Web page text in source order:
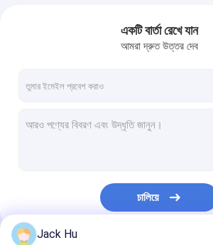
বিমানবন্দর অ্যাম্বুলিফ্ট
ল্যাভেটরি সার্ভিস ট্রাক
বিমানবন্দর যাত্রী বাস
একটি বার্তা রেখে যান
আমরা দ্রুত উত্তর দেব
চালিয়ে
Jack Hu